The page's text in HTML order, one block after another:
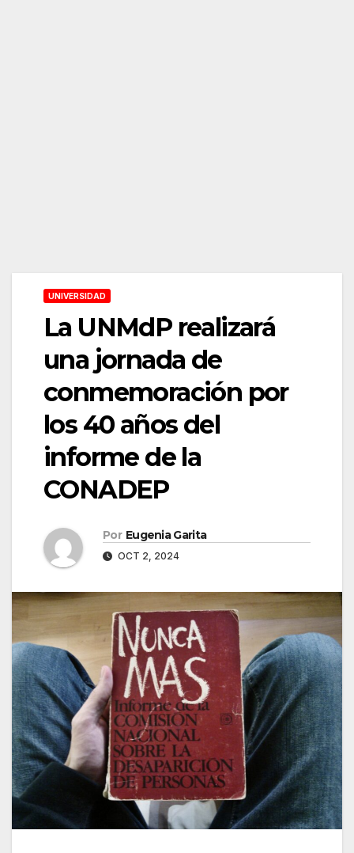
UNIVERSIDAD
La UNMdP realizará
una jornada de
conmemoración por
los 40 años del
informe de la
CONADEP
Por Eugenia Garita
OCT 2, 2024